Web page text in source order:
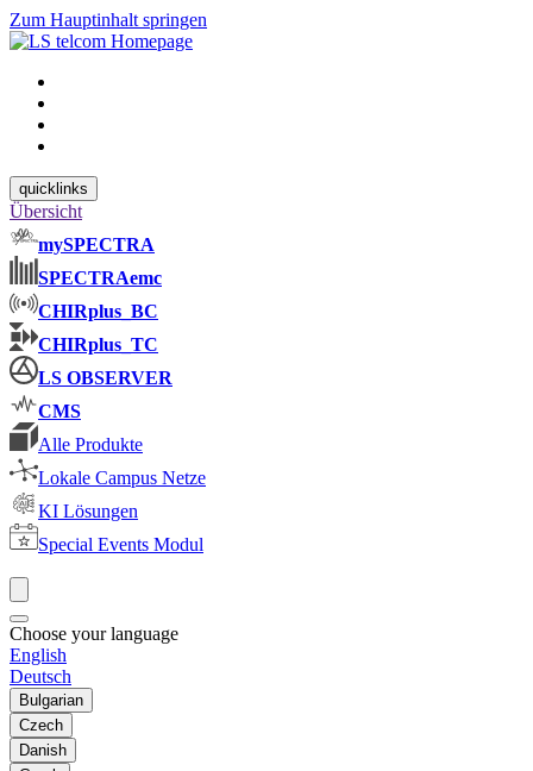
Zum Hauptinhalt springen
quicklinks
Übersicht
mySPECTRA
SPECTRAemc
CHIRplus_BC
CHIRplus_TC
LS OBSERVER
CMS
Alle Produkte
Lokale Campus Netze
KI Lösungen
Special Events Modul
Choose your language
English
Deutsch
Bulgarian
Czech
Danish